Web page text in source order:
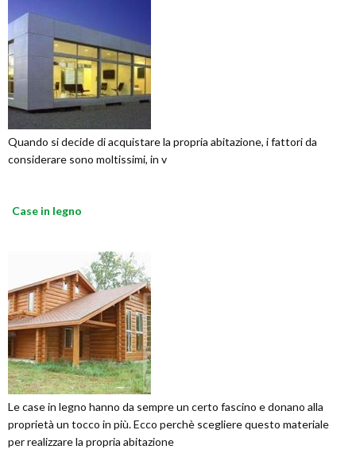
Quando si decide di acquistare la propria abitazione, i fattori da
considerare sono moltissimi, in v
Case in legno
Le case in legno hanno da sempre un certo fascino e donano alla
proprietà un tocco in più. Ecco perchè scegliere questo materiale
per realizzare la propria abitazione